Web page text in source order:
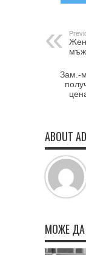
Зам.-
ABOUT
МОЖЕ ДА